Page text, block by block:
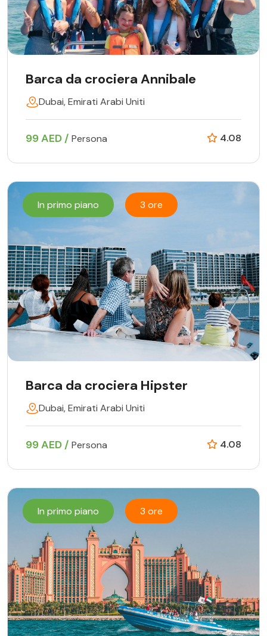
Barca da crociera Annibale
Dubai, Emirati Arabi Uniti
99 AED / Persona 4.08
In primo piano 3 ore
Barca da crociera Hipster
Dubai, Emirati Arabi Uniti
99 AED / Persona 4.08
In primo piano 3 ore